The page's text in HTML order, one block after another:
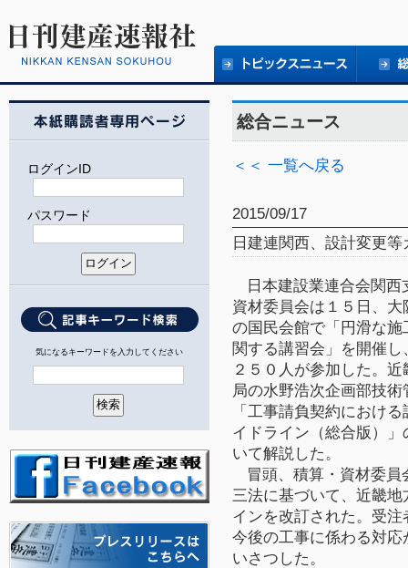
ログインID
パスワード
気になるキーワードを入力してください
総合ニュース
＜＜ 一覧へ戻る
2015/09/17
日建連関西、設計変更
日本建設業連合会関西
資材委員会は１５ 日、
の国民会館で「円滑な施
関する講習会」を開催し
２５０人が参加した。
局の水野浩次企画部技術
「工事請負契約におけ
イドライン（総合版）」
いて解説した。
冒頭、積算・資材委
三法に基づいて、近畿
インを改訂された。受
今後の工事に係わる対
いさつした。